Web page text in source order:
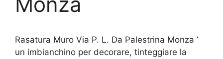
Rasatura Muro Via P. L. Da Palestrina Monza ’
un imbianchino per decorare, tinteggiare la